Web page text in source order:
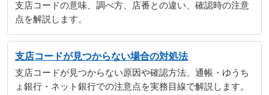
支店コードの意味、調べ方、店番との違い、確認時の注意
点を解説します。
支店コードが見つからない場合の対処法
支店コードが見つからない原因や確認方法、通帳・ゆうち
ょ銀行・ネット銀行での注意点を実務目線で解説します。